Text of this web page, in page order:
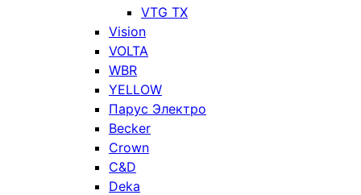
VTG TX
Vision
VOLTA
WBR
YELLOW
Парус Электро
Becker
Crown
C&D
Deka